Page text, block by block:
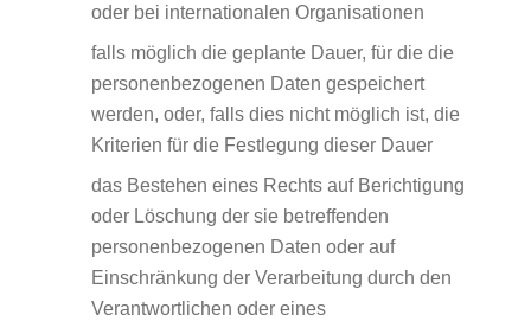
oder bei internationalen Organisationen
falls möglich die geplante Dauer, für die die
personenbezogenen Daten gespeichert
werden, oder, falls dies nicht möglich ist, die
Kriterien für die Festlegung dieser Dauer
das Bestehen eines Rechts auf Berichtigung
oder Löschung der sie betreffenden
personenbezogenen Daten oder auf
Einschränkung der Verarbeitung durch den
Verantwortlichen oder eines